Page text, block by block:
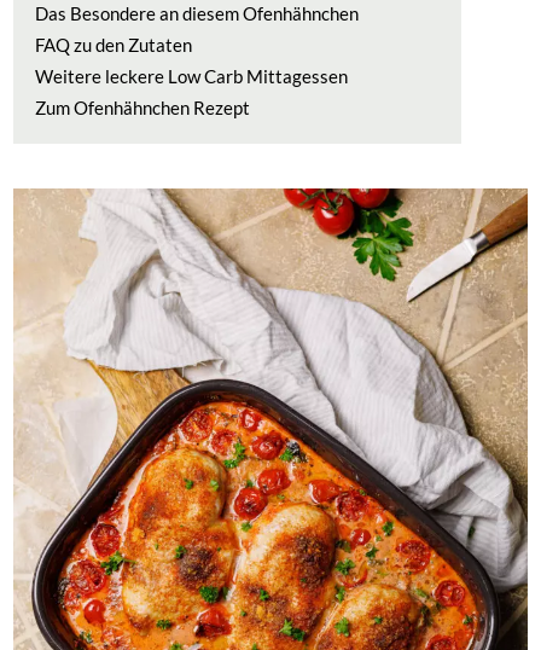
Das Besondere an diesem Ofenhähnchen
FAQ zu den Zutaten
Weitere leckere Low Carb Mittagessen
Zum Ofenhähnchen Rezept